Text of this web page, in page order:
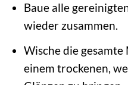
Baue alle
wieder zusammen.
Wische die
einem trockenen,